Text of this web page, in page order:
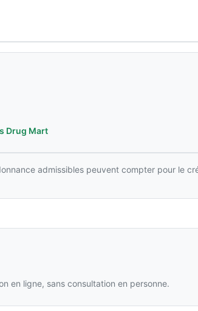
Drug Mart
admissibles peuvent compter pour le
en ligne, sans consultation en personne.